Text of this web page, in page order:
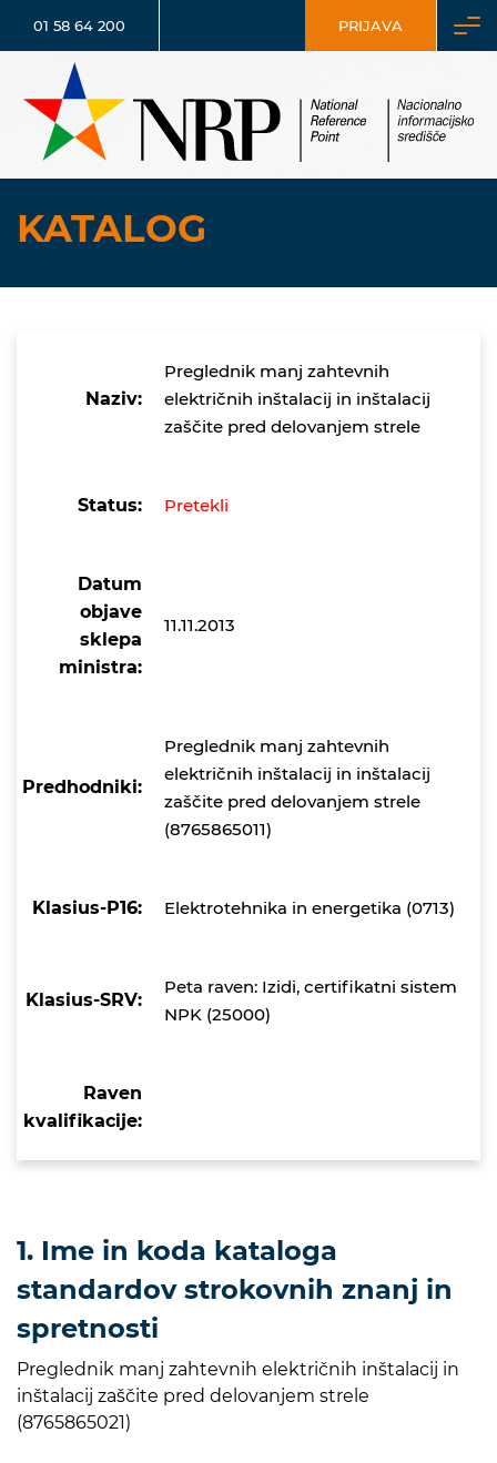
01 58 64 200 PRIJAVA
KATALOG
Naziv:
Preglednik manj zahtevnih
električnih inštalacij in inštalacij
zaščite pred delovanjem strele
Status: Pretekli
Datum
objave
sklepa
ministra:
11.11.2013
Predhodniki:
Preglednik manj zahtevnih
električnih inštalacij in inštalacij
zaščite pred delovanjem strele
(8765865011)
Klasius-P16: Elektrotehnika in energetika (0713)
Klasius-SRV:
Peta raven: Izidi, certifikatni sistem
NPK (25000)
Raven
kvalifikacije:
1. Ime in koda kataloga
standardov strokovnih znanj in
spretnosti
Preglednik manj zahtevnih električnih inštalacij in
inštalacij zaščite pred delovanjem strele
(8765865021)